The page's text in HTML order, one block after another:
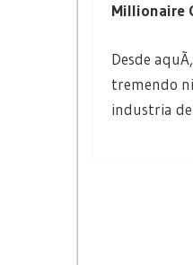
Millionaire
Desde
tremendo
industria